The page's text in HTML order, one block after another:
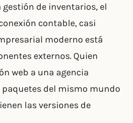
gestión de inventarios, el
contable, casi
moderno está
externos. Quien
web a una agencia
del mismo mundo
las versiones de